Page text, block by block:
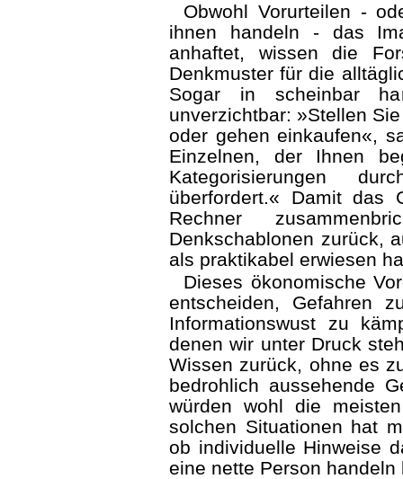
Obwohl Vorurteilen -
ihnen handeln - das
anhaftet, wissen die
Denkmuster für die
Sogar in scheinbar
unverzichtbar: »Stellen
oder gehen einkaufen«,
Einzelnen, der Ihnen
Kategorisierungen
überfordert.« Damit das
Rechner
Denkschablonen zurück,
als praktikabel erwiesen
Dieses ökonomische
entscheiden, Gefahren
Informationswust zu
denen wir unter Druck
Wissen zurück, ohne es
bedrohlich aussehende
würden wohl die
solchen Situationen hat
ob individuelle Hinweise
eine nette Person handeln